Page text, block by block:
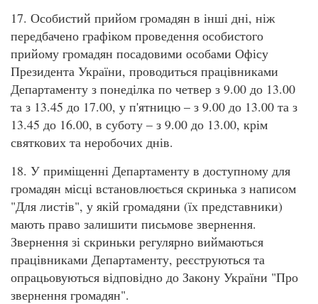
17. Особистий прийом громадян в інші дні, ніж
передбачено графіком проведення особистого
прийому громадян посадовими особами Офісу
Президента України, проводиться працівниками
Департаменту з понеділка по четвер з 9.00 до 13.00
та з 13.45 до 17.00, у п'ятницю – з 9.00 до 13.00 та з
13.45 до 16.00, в суботу – з 9.00 до 13.00, крім
святкових та неробочих днів.
18. У приміщенні Департаменту в доступному для
громадян місці встановлюється скринька з написом
"Для листів", у якій громадяни (їх представники)
мають право залишити письмове звернення.
Звернення зі скриньки регулярно виймаються
працівниками Департаменту, реєструються та
опрацьовуються відповідно до Закону України "Про
звернення громадян".